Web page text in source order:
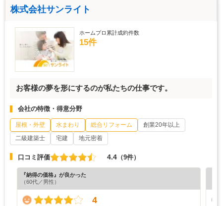
株式会社サンライト
ホームプロ累計成約件数
15件
お客様の夢を形にするのが私たちの仕事です。
会社の特徴・得意分野
屋根・外壁 水まわり 総合リフォーム
創業20年以上
二級建築士
宅建 地元密着
口コミ評価 4.4 （9件）
『納得の価格』が良かった
（60代／男性）
4